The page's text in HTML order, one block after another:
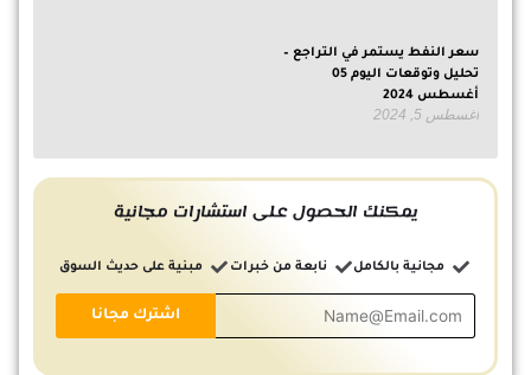
سعر النفط يستمر في التراجع –
تحليل وتوقعات اليوم 05
أغسطس 2024
أغسطس 5, 2024
يمكنك الحصول على استشارات مجانية
مجانية بالكامل نابعة من خبرات مبنية على حديث السوق